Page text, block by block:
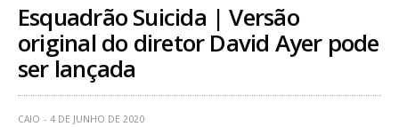
Esquadrão Suicida | Versão
original do diretor David Ayer pode
ser lançada
CAIO 4 DE JUNHO DE 2020